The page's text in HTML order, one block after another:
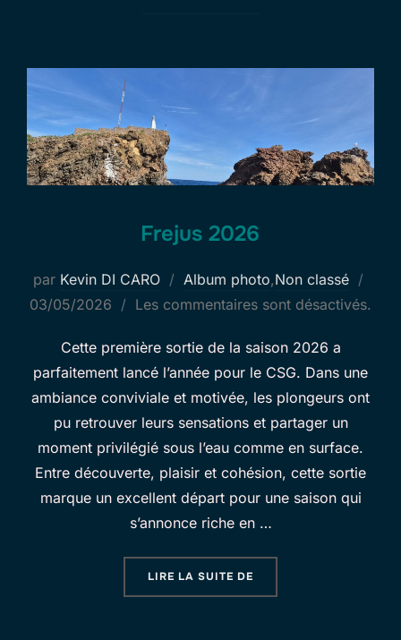
Frejus 2026
par Kevin DI CARO Album photo,Non classé
03/05/2026 Les commentaires sont désactivés.
Cette première sortie de la saison 2026 a
parfaitement lancé l’année pour le CSG. Dans une
ambiance conviviale et motivée, les plongeurs ont
pu retrouver leurs sensations et partager un
moment privilégié sous l’eau comme en surface.
Entre découverte, plaisir et cohésion, cette sortie
marque un excellent départ pour une saison qui
s’annonce riche en …
LIRE LA SUITE DE